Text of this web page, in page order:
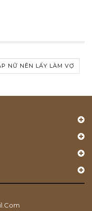
NỮ NÊN LẤY LÀM VỢ